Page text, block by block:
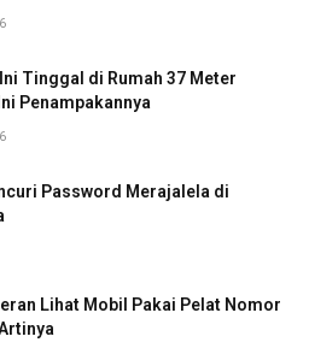
Tinggal di Rumah 37 Meter
Penampakannya
Password Merajalela di
Lihat Mobil Pakai Pelat Nomor